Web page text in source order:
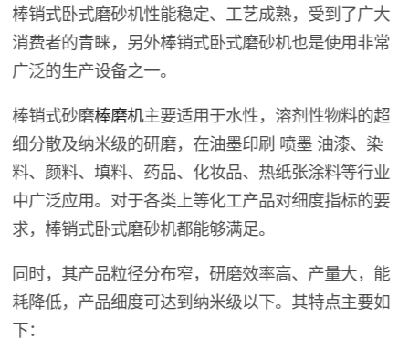
棒销式卧式磨砂机性能稳定、工艺成熟，受到了广大
消费者的青睐，另外棒销式卧式磨砂机也是使用非常
广泛的生产设备之一。
棒销式砂磨棒磨机主要适用于水性，溶剂性物料的超
细分散及纳米级的研磨，在油墨印刷 喷墨 油漆、染
料、颜料、填料、药品、化妆品、热纸张涂料等行业
中广泛应用。对于各类上等化工产品对细度指标的要
求，棒销式卧式磨砂机都能够满足。
同时，其产品粒径分布窄，研磨效率高、产量大，能
耗降低，产品细度可达到纳米级以下。其特点主要如
下：